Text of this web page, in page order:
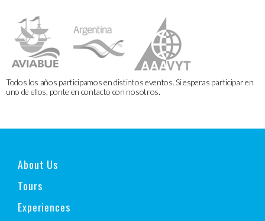
Todos los años participamos en distintos eventos. Si esperas participar en
uno de ellos, ponte en contacto con nosotros.
About Us
Tours
Experiences